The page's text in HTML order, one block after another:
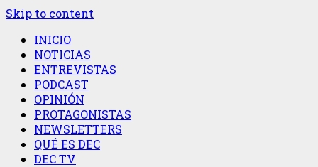
Skip to content
INICIO
NOTICIAS
ENTREVISTAS
PODCAST
OPINIÓN
PROTAGONISTAS
NEWSLETTERS
QUÉ ES DEC
DEC TV